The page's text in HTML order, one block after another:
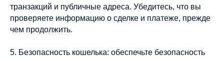
транзакций и публичные адреса. Убедитесь, что вы
проверяете информацию о сделке и платеже, прежде
чем продолжить.
5. Безопасность кошелька: обеспечьте безопасность